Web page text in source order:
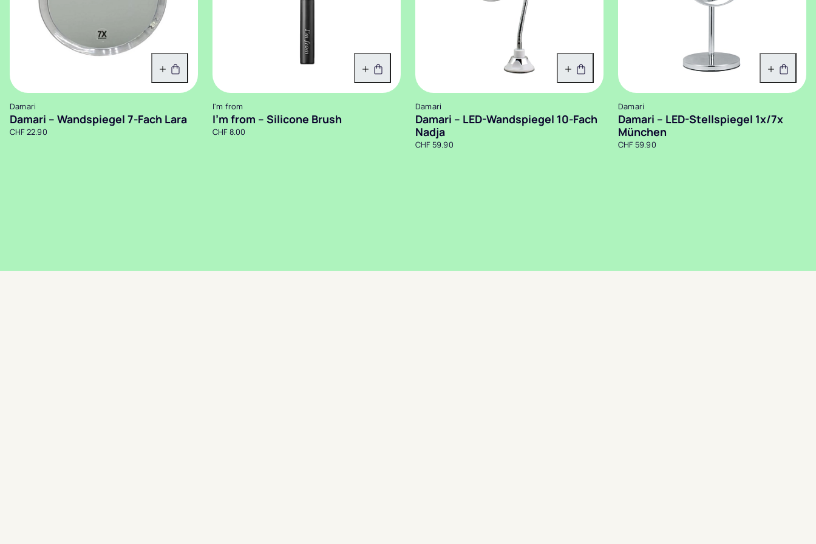
In den Warenkorb
Damari
Damari – Wandspiegel 7-Fach Lara
CHF 22.90
In den Warenkorb
I'm from
I’m from – Silicone Brush
CHF 8.00
In den Warenkorb
Damari
Damari – LED-Wandspiegel 10-Fach
Nadja
CHF 59.90
In den
Damari
Damari – LED-Stellspiegel 1x/7x
München
CHF 59.90